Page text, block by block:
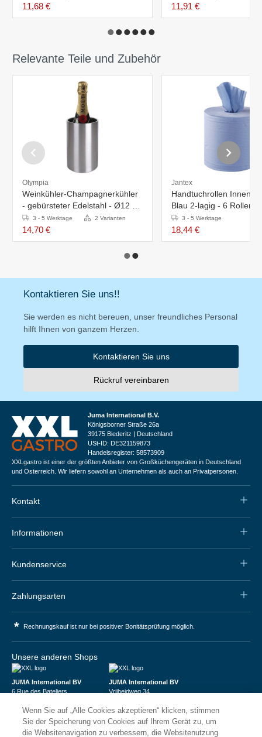
11,68 € 11,91 €
Relevante Teile und Zubehör
Olympia
Weinkühler-Champagnerkühler
- gebürsteter Edelstahl - Ø12 x
20(h)cm
3 - 5 Werktage 2 Varianten
14,70 €
Jantex
Handtuchrollen
Blau 2-lagig - 6 Rollen
3 - 5 Werktage
18,44 €
Kontaktieren Sie uns!!
Sie werden es nicht bereuen, unser freundliches Personal
hilft Ihnen von ganzem Herzen.
Kontaktieren Sie uns
Rückruf vereinbaren
Juma International B.V.
Königsborner Straße 26a
39175 Biederitz | Deutschland
USt-ID: DE321159873
Handelsregister: 58573909
XXLgastro ist einer der größten Anbieter von Großküchengeräten in Deutschland
und Österreich. Wir liefern sowohl an Unternehmen als auch an Privatpersonen.
Kontakt
Informationen
Kundenservice
Zahlungsarten
* Rechnungskauf ist nur bei positiver Bonitätsprüfung möglich.
Unsere anderen Shops
JUMA International BV
6 Rue des Bateliers
Numéro de TVA : FR59815313275
Numéro Siren : 815313275
JUMA International BV
Vrijheidweg 34
BTW: NL853095048B01
K.V.K.: 58573909
Wenn Sie auf „Alle Cookies akzeptieren“ klicken, stimmen
Sie der Speicherung von Cookies auf Ihrem Gerät zu, um
die Websitenavigation zu verbessern, die Websitenutzung